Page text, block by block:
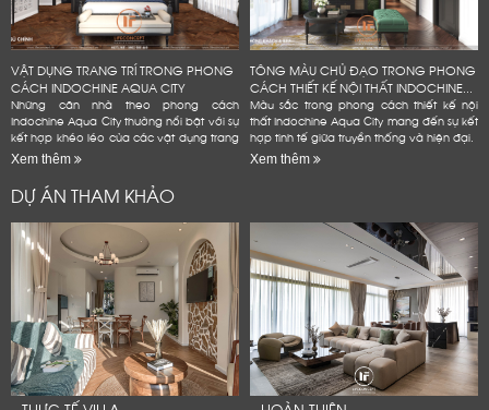
VẬT DỤNG TRANG TRÍ TRONG PHONG
CÁCH INDOCHINE AQUA CITY
Những căn nhà theo phong cách
Indochine Aqua City thường nổi bật với sự
kết hợp khéo léo của các vật dụng trang
trí mang đậm dấu ấn văn hóa Đông
Xem thêm
TÔNG MÀU CHỦ ĐẠO TRONG PHONG
CÁCH THIẾT KẾ NỘI THẤT INDOCHINE...
Màu sắc trong phong cách thiết kế nội
thất Indochine Aqua City mang đến sự kết
hợp tinh tế giữa truyền thống và hiện đại.
Xem thêm
DỰ ÁN THAM KHẢO